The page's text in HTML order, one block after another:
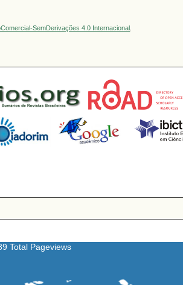
SemDerivações 4.0 Internacional
Total Pageviews